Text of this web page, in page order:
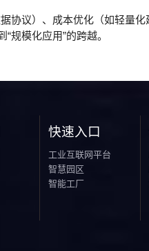
快速入口
工业互联网平台
智慧园区
智能工厂